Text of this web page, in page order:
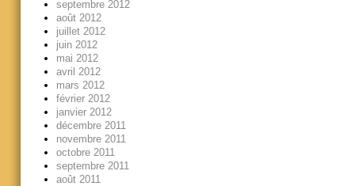
septembre 2012
août 2012
juillet 2012
juin 2012
mai 2012
avril 2012
mars 2012
février 2012
janvier 2012
décembre 2011
novembre 2011
octobre 2011
septembre 2011
août 2011